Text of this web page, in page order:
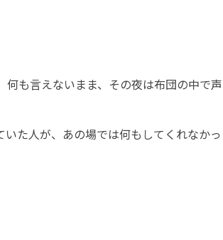
も言えないまま、その夜は布団の中で声
た人が、あの場では何もしてくれなかっ